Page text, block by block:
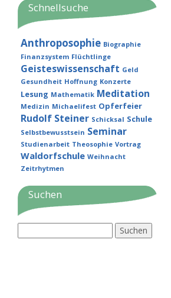
Schnellsuche
Anthroposophie Biographie
Finanzsystem Flüchtlinge
Geisteswissenschaft Geld
Gesundheit Hoffnung Konzerte
Lesung Mathematik Meditation
Medizin Michaelifest Opferfeier
Rudolf Steiner Schicksal Schule
Selbstbewusstsein Seminar
Studienarbeit Theosophie Vortrag
Waldorfschule Weihnacht
Zeitrhytmen
Suchen
nach: